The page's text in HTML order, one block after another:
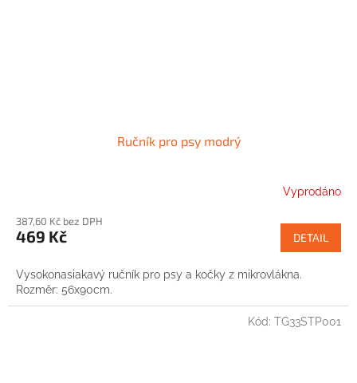
Ručník pro psy modrý
Vyprodáno
387,60 Kč bez DPH
469 Kč DETAIL
Vysokonasiakavý ručník pro psy a kočky z mikrovlákna.
Rozměr: 56x90cm.
Kód: TG33STP001